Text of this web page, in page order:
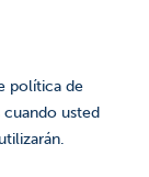
política de
cuando usted